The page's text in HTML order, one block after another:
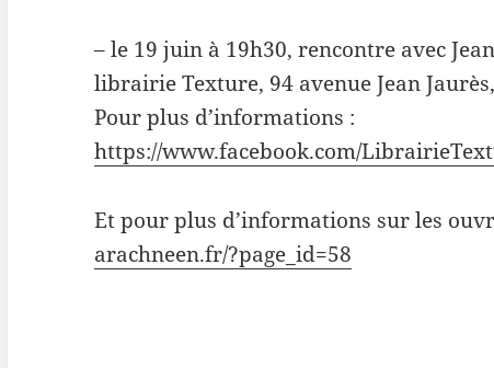
– le 19 juin à 19h30, rencontre avec
librairie Texture, 94 avenue Jean
Pour plus d’informations :
https://www.facebook.com/
Et pour plus d’informations sur les
arachneen.fr/?page_id=58